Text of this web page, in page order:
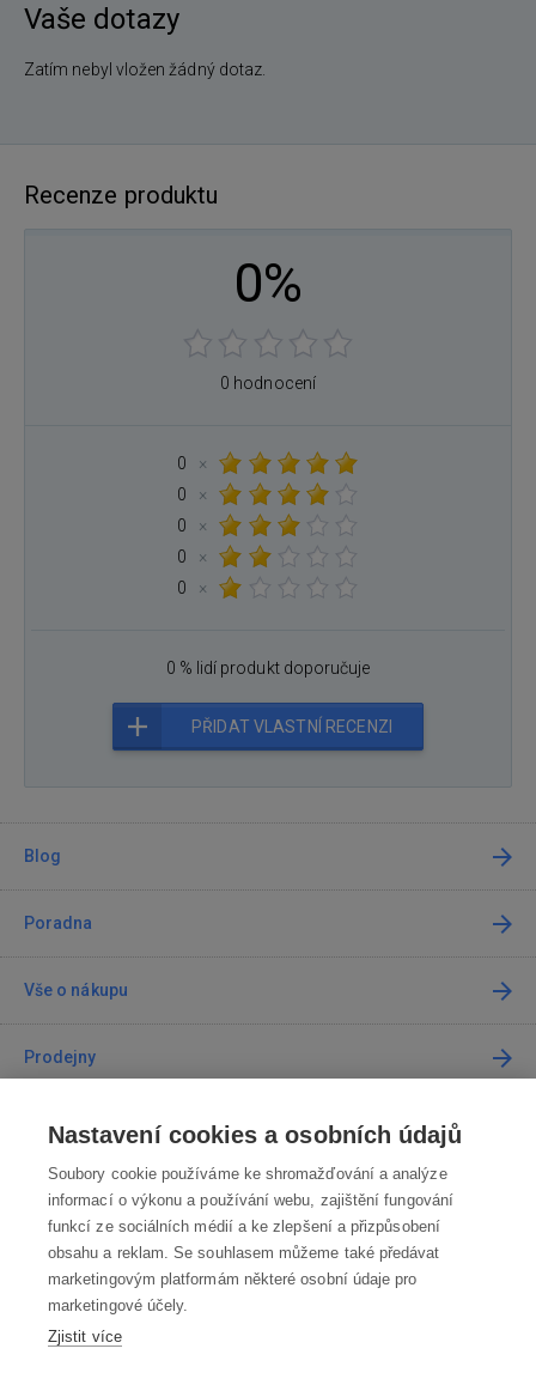
Vaše dotazy
Zatím nebyl vložen žádný dotaz.
Recenze produktu
0%
0 hodnocení
0
×
0
×
0
×
0
×
0
×
0 % lidí produkt doporučuje
PŘIDAT VLASTNÍ RECENZI
Blog
Poradna
Vše o nákupu
Prodejny
Kontakt
Kontaktujte nás
info@robotworld.cz
220 770 770 Po-Pá 8:00—16:00
VŠECHNY KONTAKTY
Nastavení cookies a osobních údajů
Soubory cookie používáme ke shromažďování a analýze
informací o výkonu a používání webu, zajištění fungování
funkcí ze sociálních médií a ke zlepšení a přizpůsobení
obsahu a reklam. Se souhlasem můžeme také předávat
marketingovým platformám některé osobní údaje pro
marketingové účely.
Zjistit více